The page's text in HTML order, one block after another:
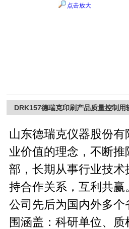
点击放大
DRK157德瑞克印刷产品质量控制用
山东德瑞克仪器股份
业价值的理念，不断
部，长期从事行业技
持合作关系，互利共赢
公司先后为国内外多
围涵盖：科研单位、